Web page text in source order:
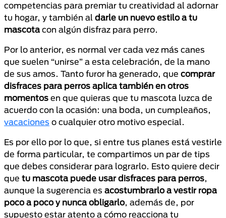
competencias para premiar tu creatividad al adornar
tu hogar, y también al darle un nuevo estilo a tu
mascota con algún disfraz para perro.
Por lo anterior, es normal ver cada vez más canes
que suelen “unirse” a esta celebración, de la mano
de sus amos. Tanto furor ha generado, que comprar
disfraces para perros aplica también en otros
momentos en que quieras que tu mascota luzca de
acuerdo con la ocasión: una boda, un cumpleaños,
vacaciones o cualquier otro motivo especial.
Es por ello por lo que, si entre tus planes está vestirle
de forma particular, te compartimos un par de tips
que debes considerar para lograrlo. Esto quiere decir
que tu mascota puede usar disfraces para perros,
aunque la sugerencia es acostumbrarlo a vestir ropa
poco a poco y nunca obligarlo, además de, por
supuesto estar atento a cómo reacciona tu